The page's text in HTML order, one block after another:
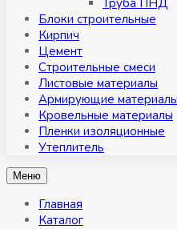
Блоки строительные
Кирпич
Цемент
Строительные смеси
Листовые материалы
Армирующие материалы
Кровельные материалы
Пленки изоляционные
Утеплитель
Меню
Главная
Каталог